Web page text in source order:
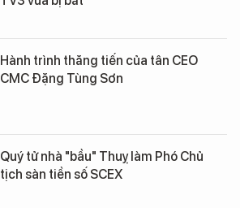
Hành trình thăng tiến của tân CEO
CMC Đặng Tùng Sơn
Quý tử nhà "bầu" Thuỵ làm Phó Chủ
tịch sàn tiền số SCEX